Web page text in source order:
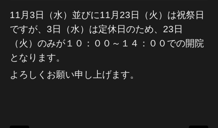
11月3日（水）並びに11月23日（火）は祝祭日
ですが、3日（水）は定休日のため、23日
（火）のみが１０：００～１４：００での開院
となります。
よろしくお願い申し上げます。